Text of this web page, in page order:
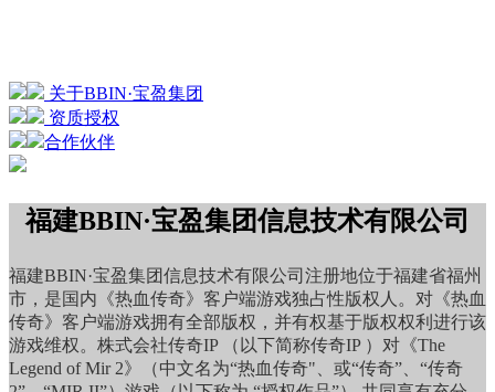
关于BBIN·宝盈集团
资质授权
合作伙伴
福建BBIN·宝盈集团信息技术有限公司
福建BBIN·宝盈集团信息技术有限公司注册地位于福建省福州
市，是国内《热血传奇》客户端游戏独占性版权人。对《热血
传奇》客户端游戏拥有全部版权，并有权基于版权权利进行该
游戏维权。株式会社传奇IP （以下简称传奇IP ）对《The
Legend of Mir 2》（中文名为“热血传奇"、或“传奇”、“传奇